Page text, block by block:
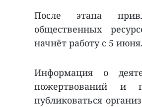
После этапа
общественных
начнёт работу с 5 июня.
Информация о
пожертвований и
публиковаться